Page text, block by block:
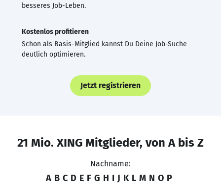
besseres Job-Leben.
Kostenlos profitieren
Schon als Basis-Mitglied kannst Du Deine Job-Suche
deutlich optimieren.
Jetzt registrieren
21 Mio. XING Mitglieder, von A bis Z
Nachname:
A B C D E F G H I J K L M N O P